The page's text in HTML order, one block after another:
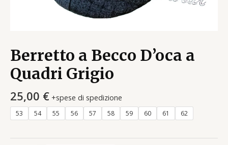
Berretto a Becco D’oca a
Quadri Grigio
25,00 € +spese di spedizione
53 54 55 56 57 58 59 60 61 62